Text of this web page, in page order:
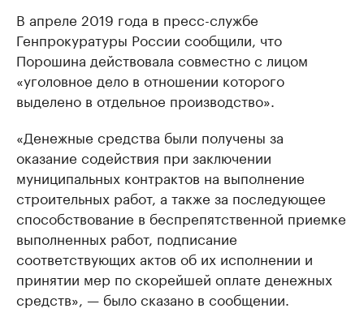
В апреле 2019 года в пресс-службе
Генпрокуратуры России сообщили, что
Порошина действовала совместно с лицом
«уголовное дело в отношении которого
выделено в отдельное производство».
«Денежные средства были получены за
оказание содействия при заключении
муниципальных контрактов на выполнение
строительных работ, а также за последующее
способствование в беспрепятственной приемке
выполненных работ, подписание
соответствующих актов об их исполнении и
принятии мер по скорейшей оплате денежных
средств», — было сказано в сообщении.